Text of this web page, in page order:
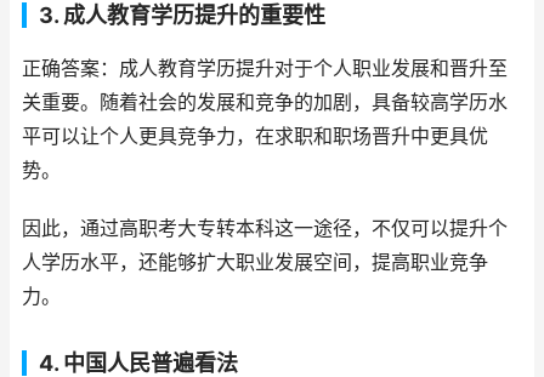
3. 成人教育学历提升的重要性
正确答案：成人教育学历提升对于个人职业发展和晋升至
关重要。随着社会的发展和竞争的加剧，具备较高学历水
平可以让个人更具竞争力，在求职和职场晋升中更具优
势。
因此，通过高职考大专转本科这一途径，不仅可以提升个
人学历水平，还能够扩大职业发展空间，提高职业竞争
力。
4. 中国人民普遍看法